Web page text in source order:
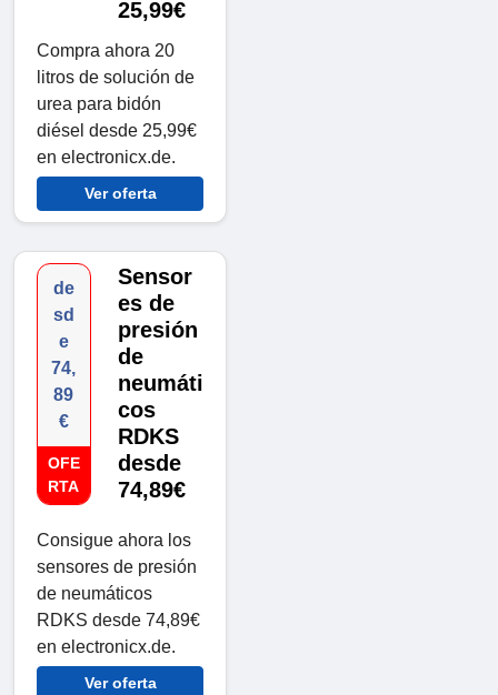
25,99€
Compra ahora 20
litros de solución de
urea para bidón
diésel desde 25,99€
en electronicx.de.
Ver oferta
de
sd
e
74,
89
€
OFE
RTA
Sensor
es de
presión
de
neumáti
cos
RDKS
desde
74,89€
Consigue ahora los
sensores de presión
de neumáticos
RDKS desde 74,89€
en electronicx.de.
Ver oferta